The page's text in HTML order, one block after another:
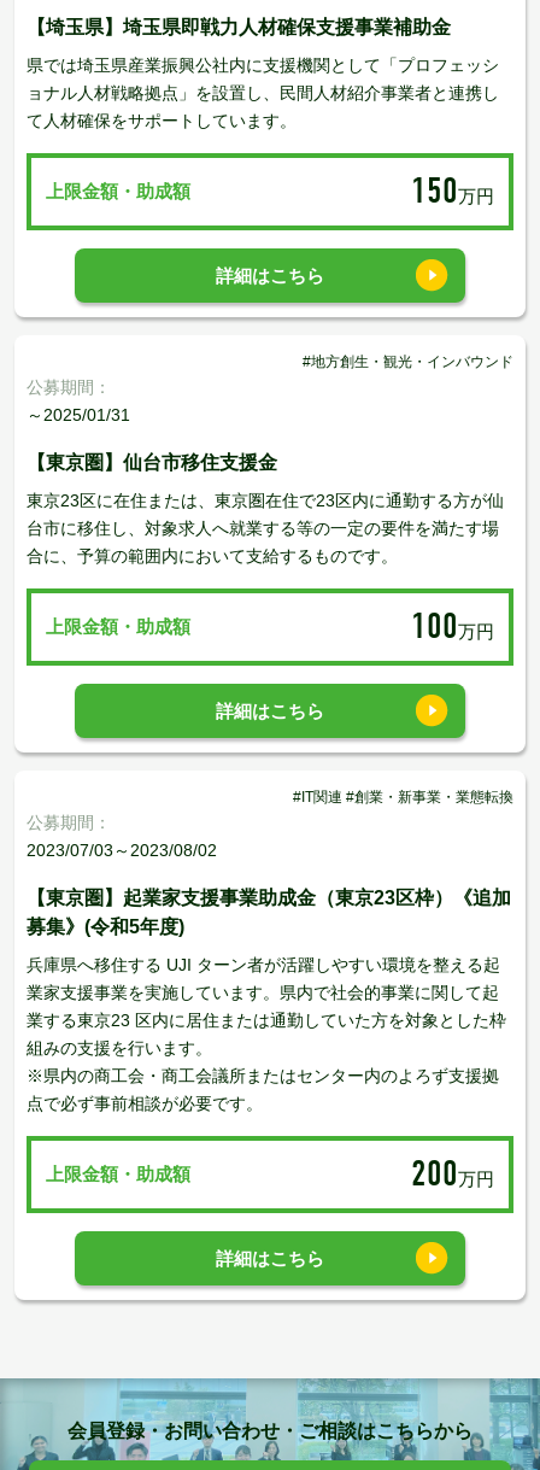
【埼玉県】埼玉県即戦力人材確保支援事業補助金
県では埼玉県産業振興公社内に支援機関として「プロフェッシ
ョナル人材戦略拠点」を設置し、民間人材紹介事業者と連携し
て人材確保をサポートしています。
上限金額・助成額 150万円
詳細はこちら
#地方創生・観光・インバウンド
公募期間：
～2025/01/31
【東京圏】仙台市移住支援金
東京23区に在住または、東京圏在住で23区内に通勤する方が仙
台市に移住し、対象求人へ就業する等の一定の要件を満たす場
合に、予算の範囲内において支給するものです。
上限金額・助成額 100万円
詳細はこちら
#IT関連 #創業・新事業・業態転換
公募期間：
2023/07/03～2023/08/02
【東京圏】起業家支援事業助成金（東京23区枠）《追加
募集》(令和5年度)
兵庫県へ移住する UJI ターン者が活躍しやすい環境を整える起
業家支援事業を実施しています。県内で社会的事業に関して起
業する東京23 区内に居住または通勤していた方を対象とした枠
組みの支援を行います。
※県内の商工会・商工会議所またはセンター内のよろず支援拠
点で必ず事前相談が必要です。
上限金額・助成額 200万円
詳細はこちら
会員登録・お問い合わせ・ご相談はこちらから